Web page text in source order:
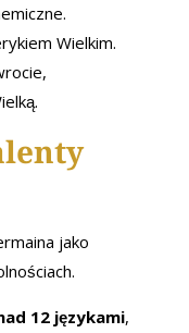
Wielkim.
jako
12 językami,